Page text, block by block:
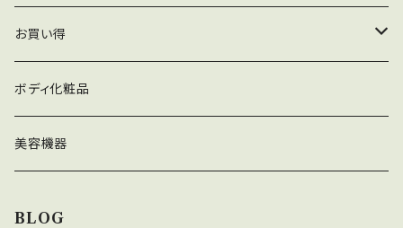
化粧水
ローションマスク
美容液
乳液、クリーム
パック
お買い得
リピート割引商品
セット割引商品
ボディ化粧品
美容機器
BLOG